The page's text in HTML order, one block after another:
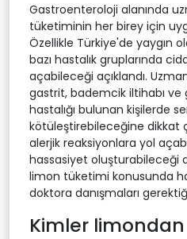
Gastroenteroloji alanında
tüketiminin her birey için
Özellikle Türkiye'de yaygın
bazı hastalık gruplarında
açabileceği açıklandı.
gastrit, bademcik iltihabı
hastalığı bulunan kişilerde
kötüleştirebileceğine dikkat
alerjik reaksiyonlara yol
hassasiyet oluşturabileceği
limon tüketimi konusunda
doktora danışmaları
Kimler